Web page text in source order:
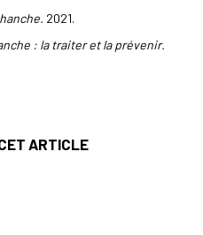
2021.
: la traiter et la prévenir.
ARTICLE